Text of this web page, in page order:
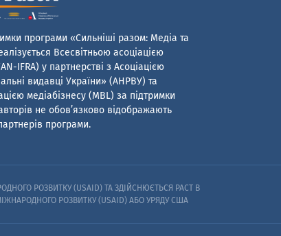
програми «Сильніші разом: Медіа та
Всесвітньою асоціацією
IFRA) у партнерстві з Асоціацією
видавці України» (АНРВУ) та
медіабізнесу (MBL) за підтримки
не обов’язково відображають
програми.
РОЗВИТКУ (USAID) ТА ЗДІЙСНЮЄТЬСЯ PACT В
РОЗВИТКУ (USAID) АБО УРЯДУ США